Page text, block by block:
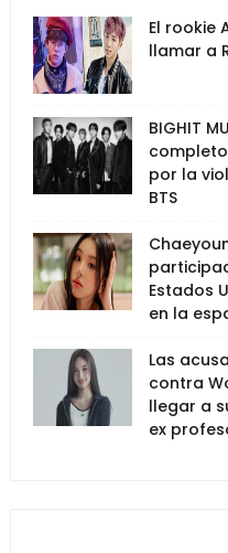
El rookie
llamar a
BIGHIT
por la
BTS
Estados
en la
Las
contra
llegar a
ex